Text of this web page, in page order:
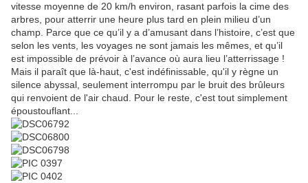
vitesse moyenne de 20 km/h environ, rasant parfois la cime des
arbres, pour atterrir une heure plus tard en plein milieu d’un
champ. Parce que ce qu’il y a d’amusant dans l’histoire, c’est que
selon les vents, les voyages ne sont jamais les mêmes, et qu’il
est impossible de prévoir à l’avance où aura lieu l’atterrissage !
Mais il paraît que là-haut, c'est indéfinissable, qu'il y règne un
silence abyssal, seulement interrompu par le bruit des brûleurs
qui renvoient de l'air chaud. Pour le reste, c'est tout simplement
époustouflant...